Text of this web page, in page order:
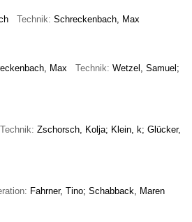
Technik: Schreckenbach, Max
Max Technik: Wetzel, Samuel;
Technik: Zschorsch, Kolja; Klein, k; Glücker,
Fahrner, Tino; Schabback, Maren